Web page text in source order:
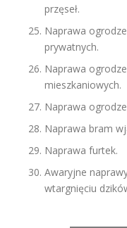
przęseł.
Naprawa
prywatnych.
Naprawa
mieszkaniowych.
Naprawa
Naprawa bram
Naprawa furtek.
Awaryjne
wtargnięciu